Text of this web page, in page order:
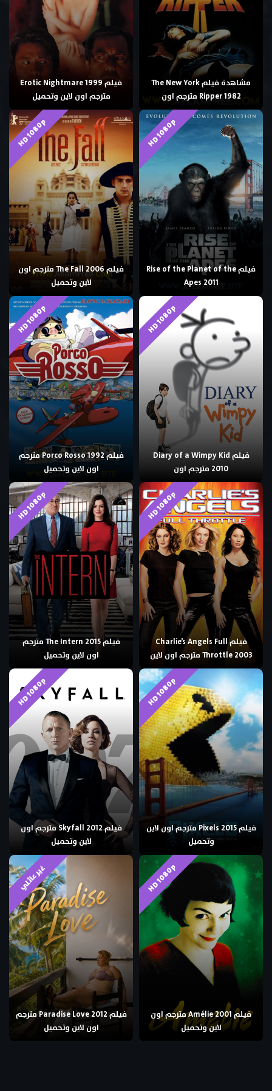
مشاهدة فيلم The New York
Ripper 1982 مترجم اون
فيلم Erotic Nightmare 1999
مترجم اون لاين وتحميل
HD 1080p
فيلم Rise of the Planet of the
Apes 2011
HD 1080p
فيلم The Fall 2006 مترجم اون
لاين وتحميل
HD 1080p
فيلم Diary of a Wimpy Kid
2010 مترجم اون
HD 1080p
فيلم Porco Rosso 1992 مترجم
اون لاين وتحميل
HD 1080p
فيلم Charlie’s Angels Full
Throttle 2003 مترجم اون لاين
HD 1080p
فيلم The Intern 2015 مترجم
اون لاين وتحميل
HD 1080p
فيلم Pixels 2015 مترجم اون لاين
وتحميل
HD 1080p
فيلم Skyfall 2012 مترجم اون
لاين وتحميل
HD 1080p
فيلم Amélie 2001 مترجم اون
لاين وتحميل
غير عائلي
فيلم Paradise Love 2012 مترجم
اون لاين وتحميل